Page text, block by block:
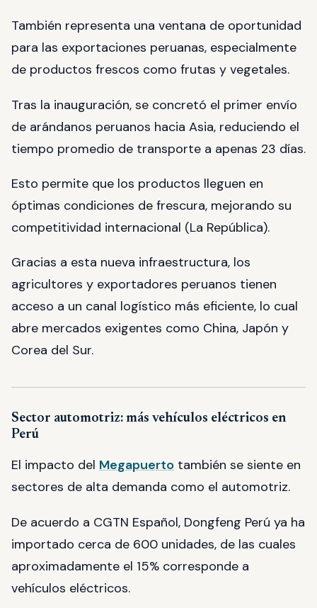
También representa una ventana de oportunidad
para las exportaciones peruanas, especialmente
de productos frescos como frutas y vegetales.
Tras la inauguración, se concretó el primer envío
de arándanos peruanos hacia Asia, reduciendo el
tiempo promedio de transporte a apenas 23 días.
Esto permite que los productos lleguen en
óptimas condiciones de frescura, mejorando su
competitividad internacional (La República).
Gracias a esta nueva infraestructura, los
agricultores y exportadores peruanos tienen
acceso a un canal logístico más eficiente, lo cual
abre mercados exigentes como China, Japón y
Corea del Sur.
Sector automotriz: más vehículos eléctricos en
Perú
El impacto del Megapuerto también se siente en
sectores de alta demanda como el automotriz.
De acuerdo a CGTN Español, Dongfeng Perú ya ha
importado cerca de 600 unidades, de las cuales
aproximadamente el 15% corresponde a
vehículos eléctricos.